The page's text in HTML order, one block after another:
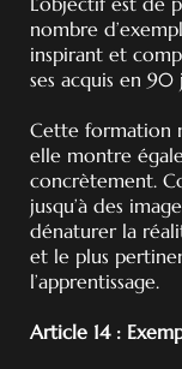
nombre
inspirant et
ses acquis en 90
Cette formation
elle montre
concrètement.
jusqu’à des
dénaturer la
et le plus
l’apprentissage.
Article 14 :